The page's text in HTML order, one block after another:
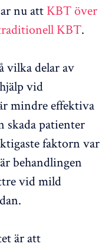
nu att KBT över
KBT.
vilka delar av
vid
mindre effektiva
skada patienter
faktorn var
behandlingen
vid mild
är att